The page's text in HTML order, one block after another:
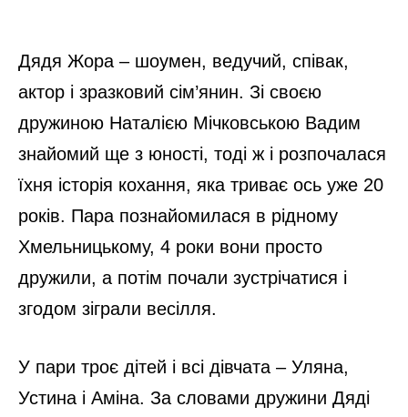
Дядя Жора – шоумен, ведучий, співак,
актор і зразковий сім’янин. Зі своєю
дружиною Наталією Мічковською Вадим
знайомий ще з юності, тоді ж і розпочалася
їхня історія кохання, яка триває ось уже 20
років. Пара познайомилася в рідному
Хмельницькому, 4 роки вони просто
дружили, а потім почали зустрічатися і
згодом зіграли весілля.
У пари троє дітей і всі дівчата – Уляна,
Устина і Аміна. За словами дружини Дяді